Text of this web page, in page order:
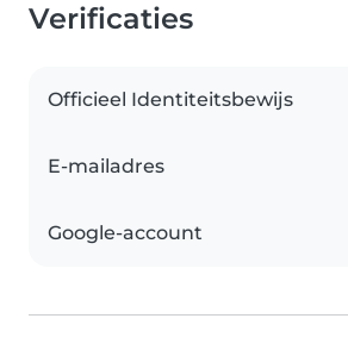
Verificaties
Officieel Identiteitsbewijs
E-mailadres
Google-account